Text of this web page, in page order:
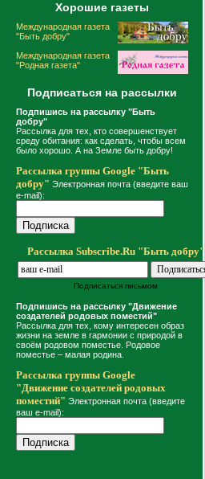
Хорошие газеты
Международная газета
"Быть добру"
Международная газета
"Родная газета"
Подписаться на рассылки
Подпишись на рассылку "Быть
добру"
Рассылка для тех, кто совершенствует
среду обитания: как сделать, чтобы всем
было хорошо. А на Земле быть добру!
Рассылка группы Google "Быть
добру" Электронная почта (введите ваш
e-mail):
Рассылка Subscribe.Ru "Быть добру"
Подписаться письмом
Подпишись на рассылку "Движение
создателей родовых поместий"
Рассылка для тех, кому интересен образ
жизни на земле в гармонии с природой в
своём родовом поместье. Родовое
поместье – малая родина.
Рассылка группы Google
"Движение создателей родовых
поместий" Электронная почта (введите
ваш e-mail):